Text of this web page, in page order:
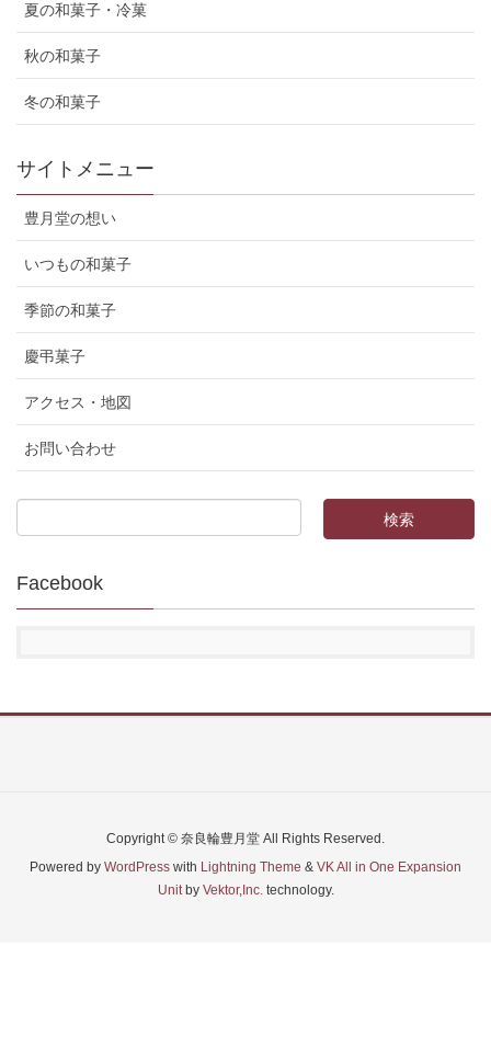
夏の和菓子・冷菓
秋の和菓子
冬の和菓子
サイトメニュー
豊月堂の想い
いつもの和菓子
季節の和菓子
慶弔菓子
アクセス・地図
お問い合わせ
Facebook
Copyright © 奈良輪豊月堂 All Rights Reserved.
Powered by WordPress with Lightning Theme & VK All in One Expansion
Unitby Vektor,Inc.technology.